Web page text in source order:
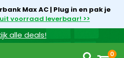
Max AC | Plug in en pak je
voorraad leverbaar! >>
alle deals!
0